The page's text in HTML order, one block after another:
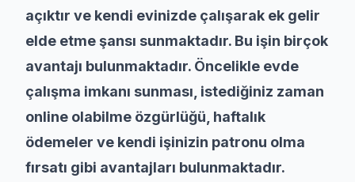
açıktır ve kendi evinizde çalışarak ek gelir
elde etme şansı sunmaktadır. Bu işin birçok
avantajı bulunmaktadır. Öncelikle evde
çalışma imkanı sunması, istediğiniz zaman
online olabilme özgürlüğü, haftalık
ödemeler ve kendi işinizin patronu olma
fırsatı gibi avantajları bulunmaktadır.